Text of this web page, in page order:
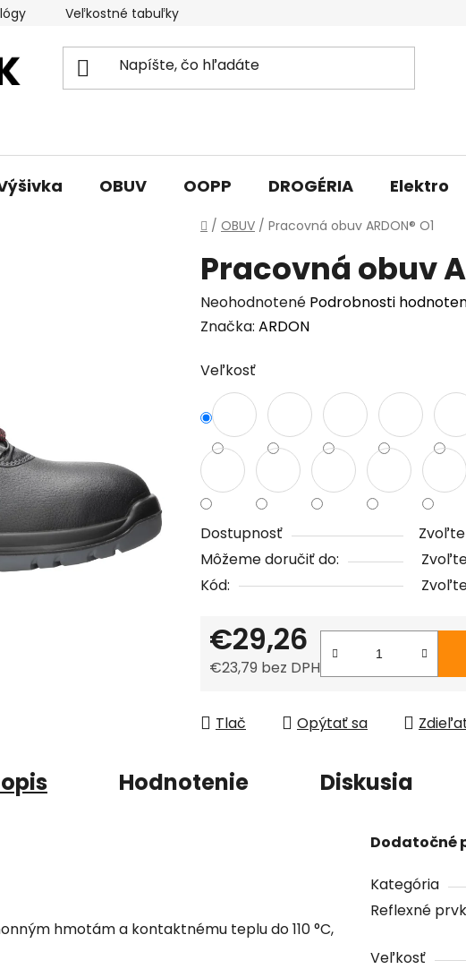
Veľkostné tabuľky
OBUV OOPP DROGÉRIA Elektro
Domov
/ OBUV / Pracovná obuv ARDON® O1
Pracovná obuv
Priemerné
hodnotenie
je
0,0
z
hviezdičiek.
Neohodnotené Podrobnosti
Značka: ARDON
Veľkosť
Dostupnosť
Môžeme doručiť do:
Kód:
€29,26
€23,79 bez DPH
Tlač Opýtať sa
Hodnotenie Diskusia
hmotám a kontaktnému teplu do 110 °C,
Dodatočné
Kategória
Reflexné
Veľkosť